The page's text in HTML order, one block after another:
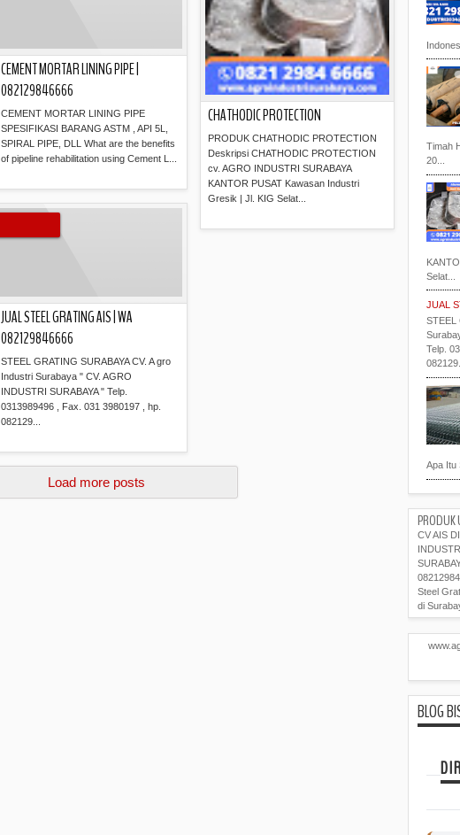
CHATHODIC PROTECTION
PRODUK CHATHODIC PROTECTION
Deskripsi CHATHODIC PROTECTION
cv. AGRO INDUSTRI SURABAYA
KANTOR PUSAT Kawasan Industri
Gresik | Jl. KIG Selat...
CEMENT MORTAR LINING PIPE |
082129846666
CEMENT MORTAR LINING PIPE
SPESIFIKASI BARANG ASTM , API 5L,
SPIRAL PIPE, DLL What are the benefits
of pipeline rehabilitation using Cement L...
JUAL STEEL GRATING AIS | WA
082129846666
STEEL GRATING SURABAYA CV. A gro
Industri Surabaya " CV. AGRO
INDUSTRI SURABAYA " Telp.
0313989496 , Fax. 031 3980197 , hp.
082129...
Load more posts
Timah
20...
Selat...
JUAL
STEEL
Telp.
082129...
Apa Itu
PRODUK
CV AIS
Steel
di
BLOG